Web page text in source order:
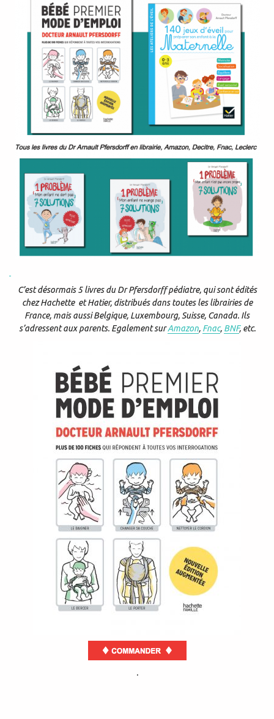
C’est désormais 5 livres du Dr Pfersdorff pédiatre, qui sont édités
chez Hachette et Hatier, distribués dans toutes les librairies de
France, mais aussi Belgique, Luxembourg, Suisse, Canada. Ils
s’adressent aux parents. Egalement surAmazon, Fnac, BNF, etc.
.